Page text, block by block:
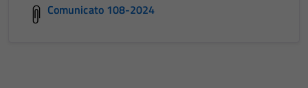
Comunicato 108-2024